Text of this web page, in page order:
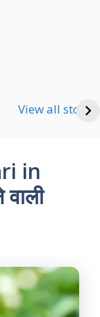
View all stories
Shayari
in